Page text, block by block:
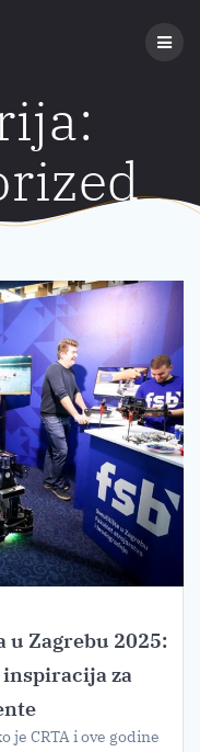
u Zagrebu 2025:
za
je CRTA i ove godine